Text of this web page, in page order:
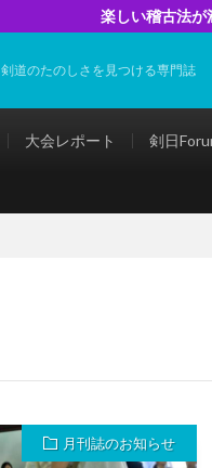
楽しい稽古法が
剣道のたのしさを見つける専門誌
大会レポート 剣日
月刊誌のお知らせ